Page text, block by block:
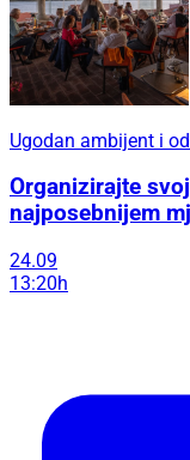
Ugodan ambijent i
Organizirajte
najposebnijem
24.09
13:20h